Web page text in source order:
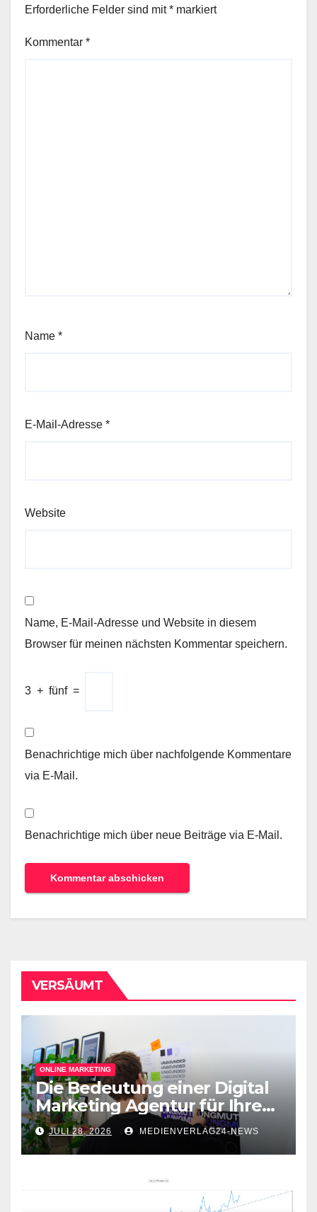
Erforderliche Felder sind mit* markiert
Kommentar *
Name *
E-Mail-Adresse *
Website
Name, E-Mail-Adresse und Website in diesem
Browser für meinen nächsten Kommentar speichern.
3 + fünf =
Benachrichtige mich über nachfolgende Kommentare
via E-Mail.
Benachrichtige mich über neue Beiträge via E-Mail.
VERSÄUMT
ONLINE MARKETING
Die Bedeutung einer Digital
Marketing Agentur für Ihren
Online-Erfolg
JULI 28, 2026 MEDIENVERLAG24-NEWS